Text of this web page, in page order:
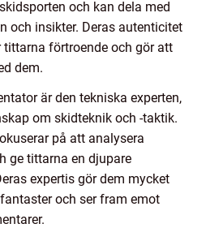
och kan dela med
och insikter. Deras autenticitet
förtroende och gör att
dem.
är den tekniska experten,
om skidteknik och -taktik.
på att analysera
ge tittarna en djupare
expertis gör dem mycket
och ser fram emot